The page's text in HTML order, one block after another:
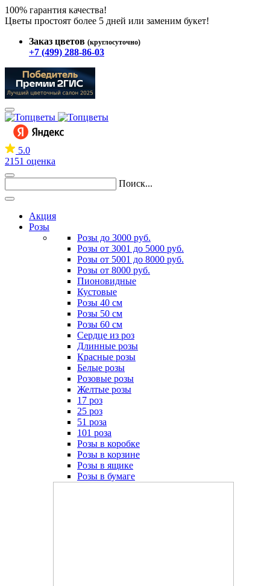
100% гарантия качества!
Цветы простоят более 5 дней или заменим букет!
Заказ цветов (круглосуточно)
+7 (499) 288-86-03
5.0
2151 оценка
Поиск...
Акция
Розы
Розы до 3000 руб.
Розы от 3001 до 5000 руб.
Розы от 5001 до 8000 руб.
Розы от 8000 руб.
Пионовидные
Кустовые
Розы 40 см
Розы 50 см
Розы 60 см
Сердце из роз
Длинные розы
Красные розы
Белые розы
Розовые розы
Желтые розы
17 роз
25 роз
51 роза
101 роза
Розы в коробке
Розы в корзине
Розы в ящике
Розы в бумаге